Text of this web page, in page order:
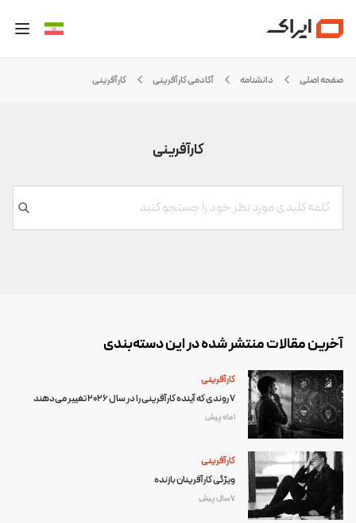
صفحه اصلی دانشنامه آکادمی کارآفرینی کارآفرینی
کارآفرینی
آخرین مقالات منتشر شده در این دسته‌بندی
کارآفرینی
۷ روندی که آینده کارآفرینی را در سال ۲۰۲۶ تغییر می‌دهند
1 ماه پیش
کارآفرینی
ویژگی کارآفرینان بازنده
7 سال پیش